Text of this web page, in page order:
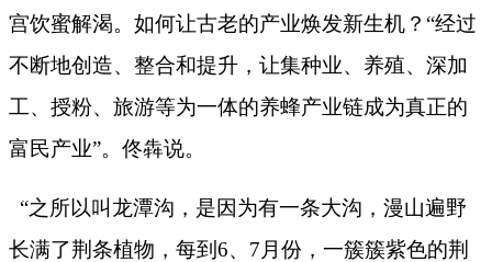
宫饮蜜解渴。如何让古老的产业焕发新生机？“经过
不断地创造、整合和提升，让集种业、养殖、深加
工、授粉、旅游等为一体的养蜂产业链成为真正的
富民产业”。佟犇说。
“之所以叫龙潭沟，是因为有一条大沟，漫山遍野
长满了荆条植物，每到 6、 7 月份，一簇簇紫色的荆